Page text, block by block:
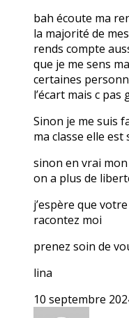
bah écoute ma
la majorité de
rends compte
que je me sens
certaines
l’écart mais c pas
Sinon je me suis
ma classe elle
sinon en vrai
on a plus de
j’espère que
racontez moi
prenez soin de
lina
10 septembre